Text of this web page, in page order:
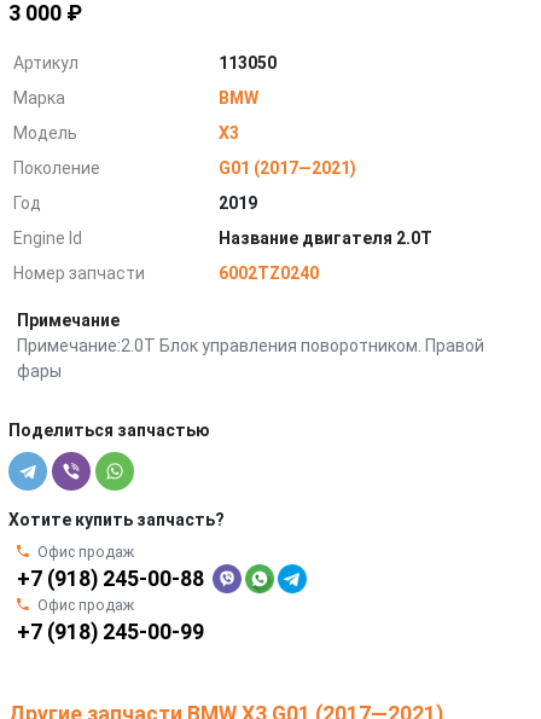
3 000 ₽
Артикул
113050
Марка
BMW
Модель
X3
Поколение
G01 (2017—2021)
Год
2019
Engine Id
Название двигателя 2.0T
Номер запчасти
6002TZ0240
Примечание
Примечание:2.0T Блок управления поворотником. Правой
фары
Поделиться запчастью
Хотите купить запчасть?
Офис продаж
+7 (918) 245-00-88
Офис продаж
+7 (918) 245-00-99
Другие запчасти BMW X3 G01 (2017—2021)